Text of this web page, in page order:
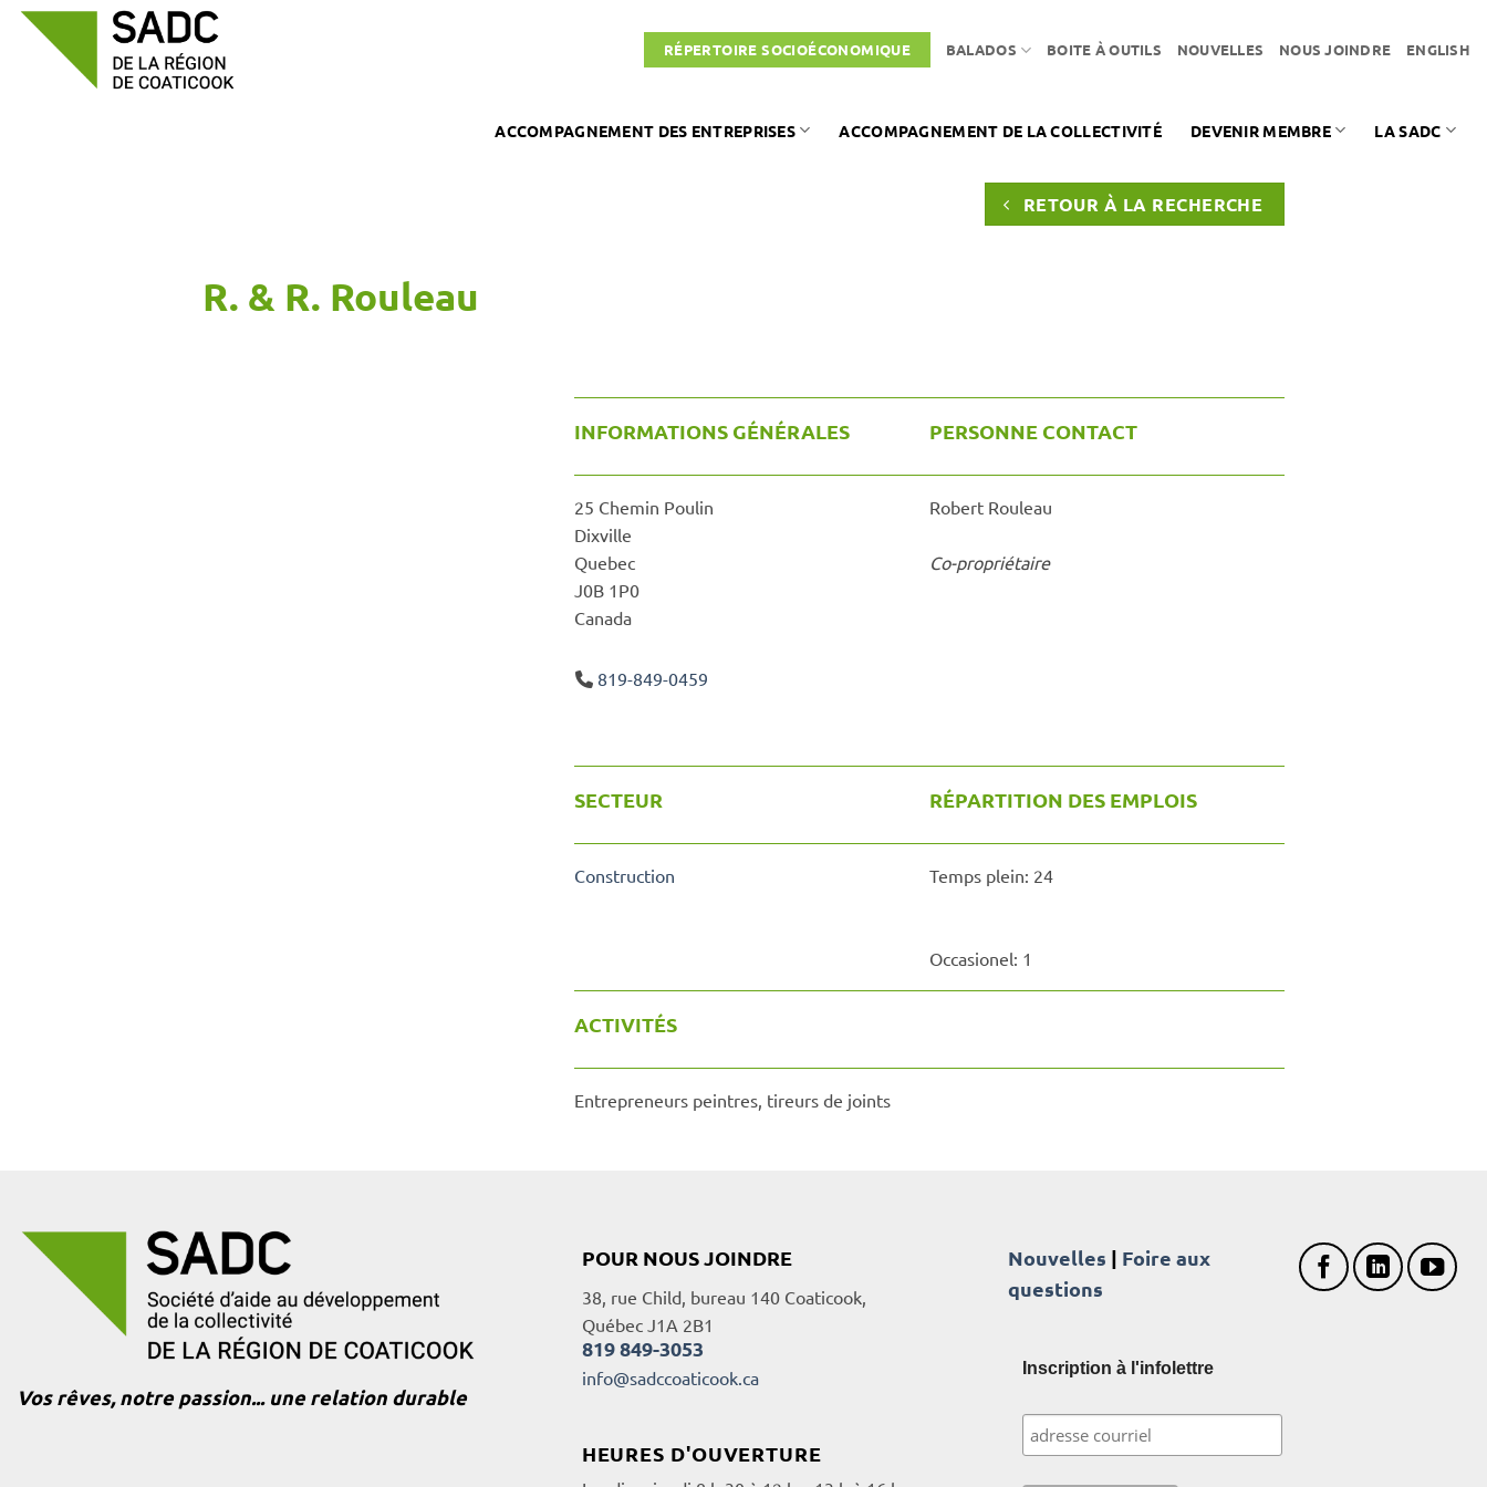
Passer
RÉPERTOIRE SOCIOÉCONOMIQUE BALADOS BOITE À OUTILS NOUVELLES NOUS JOINDRE ENGLISH
ACCOMPAGNEMENT DES ENTREPRISES ACCOMPAGNEMENT DE LA COLLECTIVITÉ DEVENIR MEMBRE LA SADC
RETOUR À LA RECHERCHE
R. & R. Rouleau
INFORMATIONS GÉNÉRALES PERSONNE CONTACT
25 Chemin Poulin
Dixville
Quebec
J0B 1P0
Canada
819-849-0459
Robert Rouleau
Co-propriétaire
SECTEUR RÉPARTITION DES EMPLOIS
Construction Temps plein: 24
Occasionel: 1
ACTIVITÉS
Entrepreneurs peintres, tireurs de joints
Vos rêves, notre passion... une relation durable
POUR NOUS JOINDRE
38, rue Child, bureau 140 Coaticook,
Québec J1A 2B1
819 849-3053
info@sadccoaticook.ca
HEURES D'OUVERTURE
Nouvelles | Foire aux
questions
Inscription à l'infolettre